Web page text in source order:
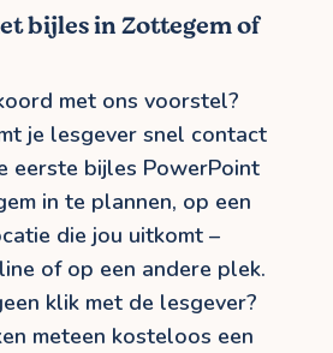
bijles in Zottegem of
met ons voorstel?
je lesgever snel contact
eerste bijles PowerPoint
in te plannen, op een
die jou uitkomt –
of op een andere plek.
klik met de lesgever?
meteen kosteloos een